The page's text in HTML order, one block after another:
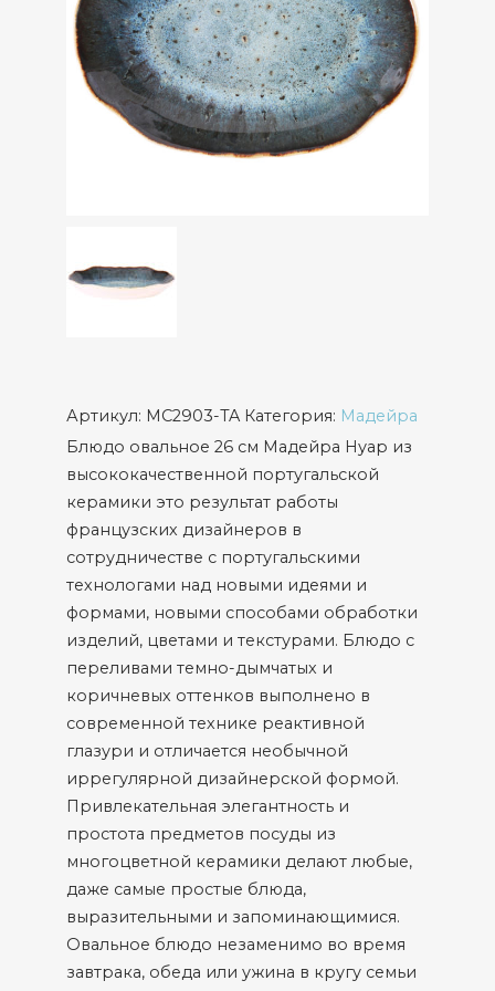
Артикул: MC2903-TA Категория: Мадейра
Блюдо овальное 26 см Мадейра Нуар из
высококачественной португальской
керамики это результат работы
французских дизайнеров в
сотрудничестве с португальскими
технологами над новыми идеями и
формами, новыми способами обработки
изделий, цветами и текстурами. Блюдо с
переливами темно-дымчатых и
коричневых оттенков выполнено в
современной технике реактивной
глазури и отличается необычной
иррегулярной дизайнерской формой.
Привлекательная элегантность и
простота предметов посуды из
многоцветной керамики делают любые,
даже самые простые блюда,
выразительными и запоминающимися.
Овальное блюдо незаменимо во время
завтрака, обеда или ужина в кругу семьи